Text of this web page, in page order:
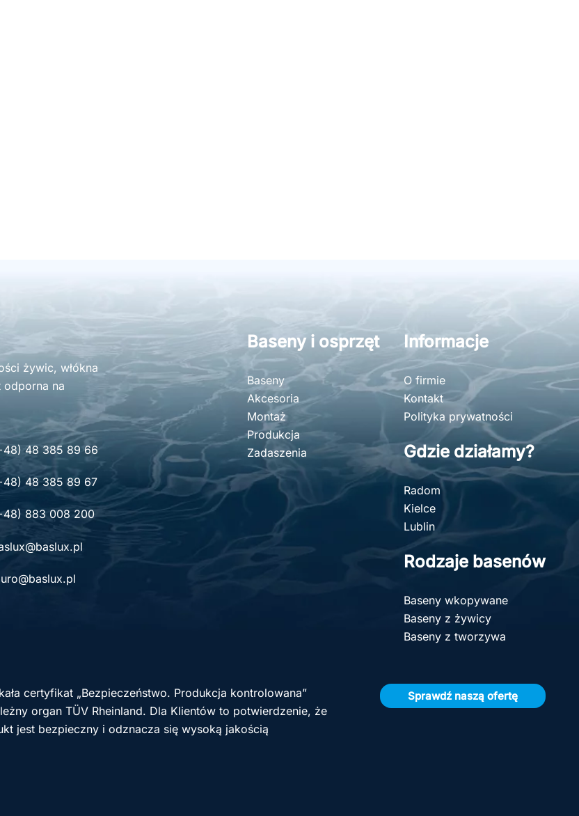
żywic, włókna
na
48 385 89 66
48 385 89 67
883 008 200
Baseny i osprzęt
Baseny
Akcesoria
Montaż
Produkcja
Zadaszenia
Informacje
O firmie
Kontakt
Polityka prywatności
Gdzie działamy?
Radom
Kielce
Lublin
Rodzaje basenów
Baseny wkopywane
Baseny z żywicy
Baseny z tworzywa
certyfikat „Bezpieczeństwo. Produkcja kontrolowana”
organ TÜV Rheinland. Dla Klientów to potwierdzenie, że
jest bezpieczny i odznacza się wysoką jakością
Sprawdź naszą ofertę